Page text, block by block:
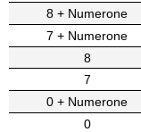
8 + Numerone
7 + Numerone
8
7
0 + Numerone
0